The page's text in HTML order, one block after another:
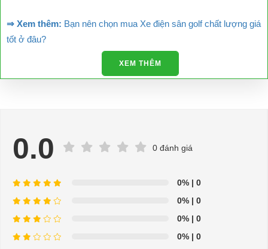
⇒ Xem thêm: Bạn nên chọn mua Xe điện sân golf chất lượng giá
tốt ở đâu?
Để được tư vấn thêm về cách sử dụng xe ô tô điện để tăng tuổi thọ
cho xe hoặc có vấn đề gì cần được hỗ trợ, quý khách vui lòng liên
Địa chỉ: 845 Quốc Lộ 13, Phường Hiệp Bình Phước, Thành phố
Điện thoại: 08 68 100 260 ( Châu ) - 093 211 3677 ( Phú )
E-mail: phuhuynhkd@gmail.com
Website: xediendulich.com
XEM THÊM
0.0 0 đánh giá
0% | 0
0% | 0
0% | 0
0% | 0